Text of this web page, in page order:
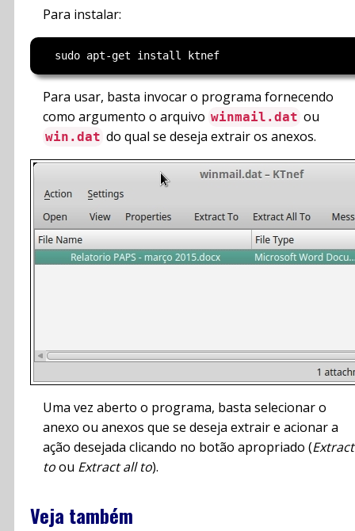
Para instalar:
Para usar, basta invocar o programa fornecendo
como argumento o arquivo winmail.dat ou
win.dat do qual se deseja extrair os anexos.
Uma vez aberto o programa, basta selecionar o
anexo ou anexos que se deseja extrair e acionar a
ação desejada clicando no botão apropriado (Extract
toou Extract all to).
Veja também